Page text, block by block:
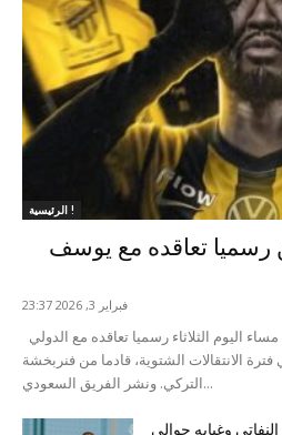
الرئيسية !
رسميا تعاقده مع يوسف
فبراير 3, 2026 23:37
الانتقالات الشتوية، قادما من فنربخشة
التركي. ونشر الفريق السعودي...
وغيابه حوالي